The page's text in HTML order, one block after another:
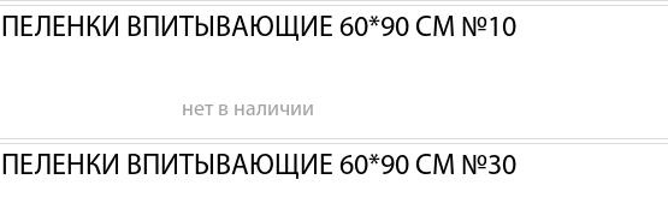
ПЕЛЕНКИ ВПИТЫВАЮЩИЕ 60*90 СМ №10
нет в наличии
ПЕЛЕНКИ ВПИТЫВАЮЩИЕ 60*90 СМ №30